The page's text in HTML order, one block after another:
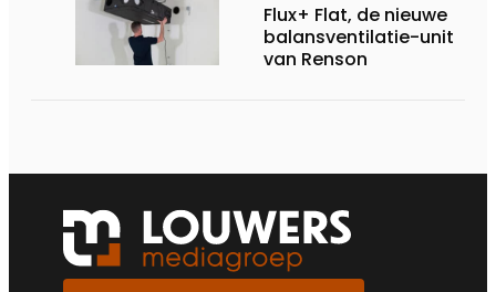
Flux+ Flat, de nieuwe
balansventilatie-unit
van Renson